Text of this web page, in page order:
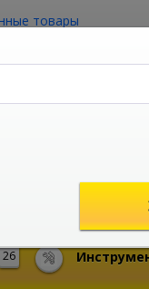
товары
26